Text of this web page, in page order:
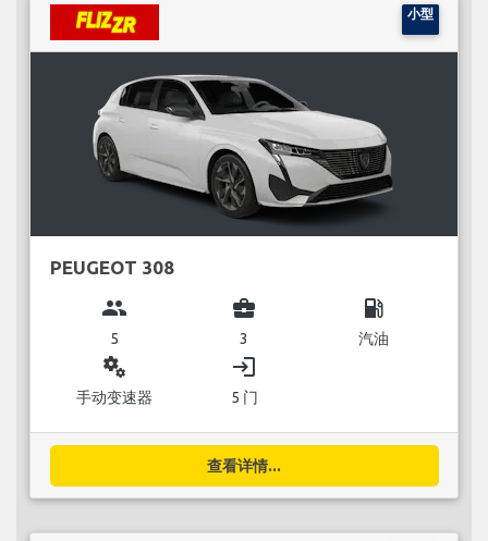
小型
PEUGEOT 308
group
5
business_center
3
local_gas_station
汽油
miscellaneous_services
手动变速器
login
5 门
查看详情...